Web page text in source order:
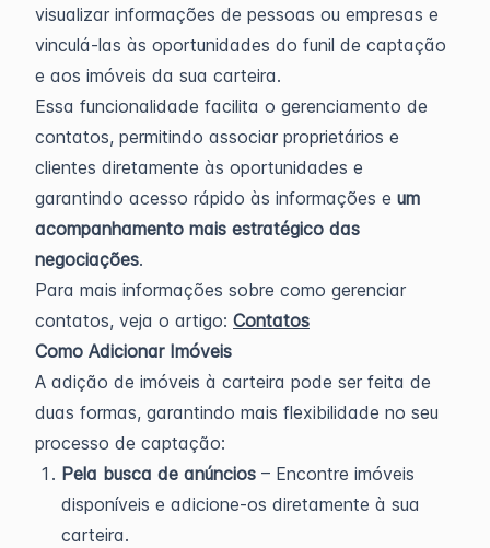
visualizar informações de pessoas ou empresas e
vinculá-las às oportunidades do funil de captação
e aos imóveis da sua carteira.
Essa funcionalidade facilita o gerenciamento de
contatos, permitindo associar proprietários e
clientes diretamente às oportunidades e
garantindo acesso rápido às informações e um
acompanhamento mais estratégico das
negociações.
Para mais informações sobre como gerenciar
contatos, veja o artigo: Contatos
Como Adicionar Imóveis
A adição de imóveis à carteira pode ser feita de
duas formas, garantindo mais flexibilidade no seu
processo de captação:
Pela busca de anúncios – Encontre imóveis
disponíveis e adicione-os diretamente à sua
carteira.